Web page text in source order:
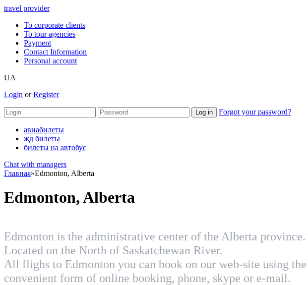
travel provider
To corporate clients
To tour agencies
Payment
Contact Information
Personal account
UA
Login orRegister
Forgot your password?
авиабилеты
жд билеты
билеты на автобус
Chat with managers
Главная»Edmonton, Alberta
Edmonton, Alberta
Edmonton is the administrative center of the Alberta province.
Located on the North of Saskatchewan River.
All flighs to Edmonton you can book on our web-site using the
convenient form of online booking, phone, skype or e-mail.